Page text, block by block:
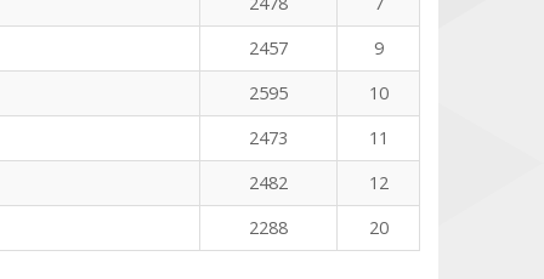
2457
9
2595
10
2473
11
2482
12
2288 20